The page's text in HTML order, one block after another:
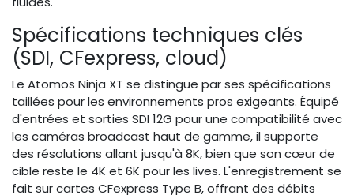
Spécifications techniques clés
(SDI, CFexpress, cloud)
Le Atomos Ninja XT se distingue par ses spécifications
taillées pour les environnements pros exigeants. Équipé
d'entrées et sorties SDI 12G pour une compatibilité avec
les caméras broadcast haut de gamme, il supporte
des résolutions allant jusqu'à 8K, bien que son cœur de
cible reste le 4K et 6K pour les lives. L'enregistrement se
fait sur cartes CFexpress Type B, offrant des débits